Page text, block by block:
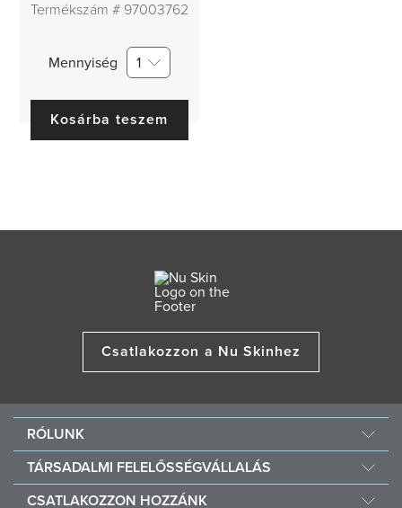
Termékszám # 97003762
Mennyiség 1
Kosárba teszem
Csatlakozzon a Nu Skinhez
RÓLUNK
A Nu Skinről
Karrier
TÁRSADALMI FELELŐSSÉGVÁLLALÁS
Nourish The Children (Tápláld a gyermekeket!)
CSATLAKOZZON HOZZÁNK